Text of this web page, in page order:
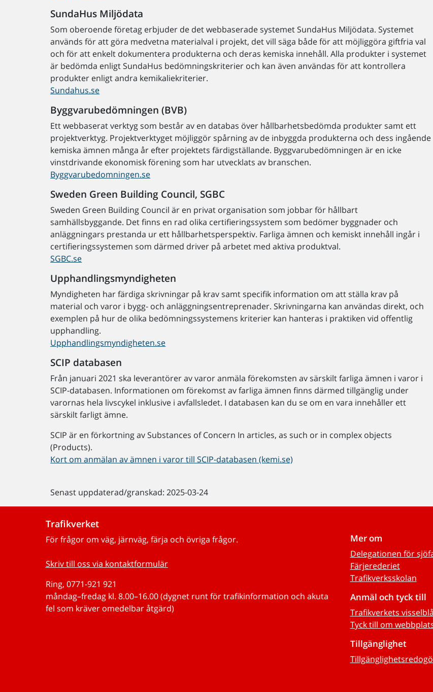
SundaHus Miljödata
Som oberoende företag erbjuder de det webbaserade systemet SundaHus Miljödata. Systemet
används för att göra medvetna materialval i projekt, det vill säga både för att möjliggöra giftfria val
och för att enkelt dokumentera produkterna och deras kemiska innehåll. Alla produkter i systemet
är bedömda enligt SundaHus bedömningskriterier och kan även användas för att kontrollera
produkter enligt andra kemikaliekriterier.
Sundahus.se
Byggvarubedömningen (BVB)
Ett webbaserat verktyg som består av en databas över hållbarhetsbedömda produkter samt ett
projektverktyg. Projektverktyget möjliggör spårning av de inbyggda produkterna och dess ingående
kemiska ämnen många år efter projektets färdigställande. Byggvarubedömningen är en icke
vinstdrivande ekonomisk förening som har utvecklats av branschen.
Byggvarubedomningen.se
Sweden Green Building Council, SGBC
Sweden Green Building Council är en privat organisation som jobbar för hållbart
samhällsbyggande. Det finns en rad olika certifieringssystem som bedömer byggnader och
anläggningars prestanda ur ett hållbarhetsperspektiv. Farliga ämnen och kemiskt innehåll ingår i
certifieringssystemen som därmed driver på arbetet med aktiva produktval.
SGBC.se
Upphandlingsmyndigheten
Myndigheten har färdiga skrivningar på krav samt specifik information om att ställa krav på
material och varor i bygg- och anläggningsentreprenader. Skrivningarna kan användas direkt, och
exemplen på hur de olika bedömningssystemens kriterier kan hanteras i praktiken vid offentlig
upphandling.
Upphandlingsmyndigheten.se
SCIP databasen
Från januari 2021 ska leverantörer av varor anmäla förekomsten av särskilt farliga ämnen i varor i
SCIP-databasen. Informationen om förekomst av farliga ämnen finns därmed tillgänglig under
varornas hela livscykel inklusive i avfallsledet. I databasen kan du se om en vara innehåller ett
särskilt farligt ämne.
SCIP är en förkortning av Substances of Concern In articles, as such or in complex objects
(Products).
Kort om anmälan av ämnen i varor till SCIP-databasen (kemi.se)
Senast uppdaterad/granskad: 2025-03-24
Trafikverket
För frågor om väg, järnväg, färja och övriga frågor.
Skriv till oss via kontaktformulär
Ring, 0771-921 921
måndag–fredag kl. 8.00–16.00 (dygnet runt för trafikinformation och akuta
fel som kräver omedelbar åtgärd)
Mer om
Delegationen för
Färjerederiet
Trafikverksskolan
Anmäl och tyck till
Trafikverkets
Tyck till om
Tillgänglighet